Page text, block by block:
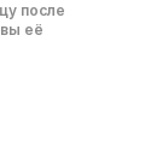
после
её